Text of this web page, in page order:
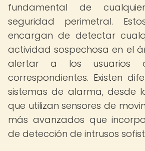
fundamental de
seguridad perimetral.
encargan de detectar
actividad sospechosa en el
alertar a los usuarios
correspondientes. Existen
sistemas de alarma, desde
que utilizan sensores de
más avanzados que
de detección de intrusos